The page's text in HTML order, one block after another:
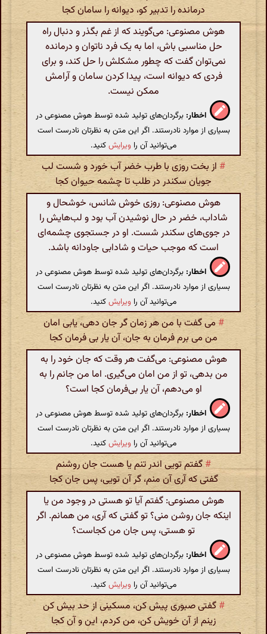
درمانده را تدبیر کو، دیوانه را سامان کجا
هوش مصنوعی: می‌گویند که از غم بگذر و دنبال راه
حل مناسبی باش، اما به یک فرد ناتوان و درمانده
نمی‌توان گفت که چطور مشکلش را حل کند، و برای
فردی که دیوانه است، پیدا کردن سامان و آرامش
ممکن نیست.
اخطار: برگردان‌های تولید شده توسط هوش مصنوعی در
بسیاری از موارد نادرستند. اگر این متن به نظرتان نادرست است
می‌توانید آن را ویرایشکنید.
#از بخت روزی با طرب خضر آب خورد و شست لب
جویان سکندر در طلب تا چشمه حیوان کجا
هوش مصنوعی: روزی خوش شانس، خوشحال و
شاداب، خضر در حال نوشیدن آب بود و لب‌هایش را
در جوی‌های سکندر شست. او در جستجوی چشمه‌ای
است که موجب حیات و شادابی جاودانه باشد.
اخطار: برگردان‌های تولید شده توسط هوش مصنوعی در
بسیاری از موارد نادرستند. اگر این متن به نظرتان نادرست است
می‌توانید آن را ویرایشکنید.
#می گفت با من هر زمان گر جان دهی، یابی امان
من می برم فرمان به جان، آن یار بی فرمان کجا
هوش مصنوعی: می‌گفت هر وقت که جان خود را به
من بدهی، تو از من امان می‌گیری. اما من جانم را به
او می‌دهم، آن یار بی‌فرمان کجا است؟
اخطار: برگردان‌های تولید شده توسط هوش مصنوعی در
بسیاری از موارد نادرستند. اگر این متن به نظرتان نادرست است
می‌توانید آن را ویرایشکنید.
# گفتم تویی اندر تنم یا هست جان روشنم
گفتی که آری آن منم، گر آن تویی، پس جان کجا
هوش مصنوعی: گفتم آیا تو هستی در وجود من یا
اینکه جان روشن منی؟ تو گفتی که آری، من همانم. اگر
تو هستی، پس جان من کجاست؟
اخطار: برگردان‌های تولید شده توسط هوش مصنوعی در
بسیاری از موارد نادرستند. اگر این متن به نظرتان نادرست است
می‌توانید آن را ویرایشکنید.
# گفتی صبوری پیش کن، مسکینی از حد بیش کن
زینم از آن خویش کن، من کردم، این و آن کجا